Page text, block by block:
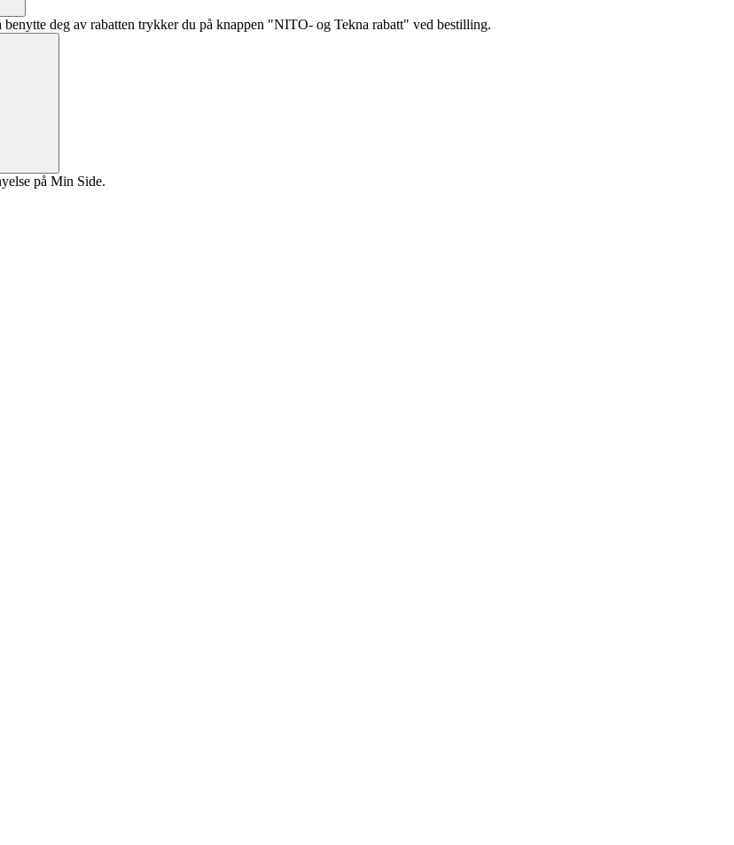
deg av rabatten trykker du på knappen "NITO- og Tekna rabatt" ved bestilling.
på Min Side.